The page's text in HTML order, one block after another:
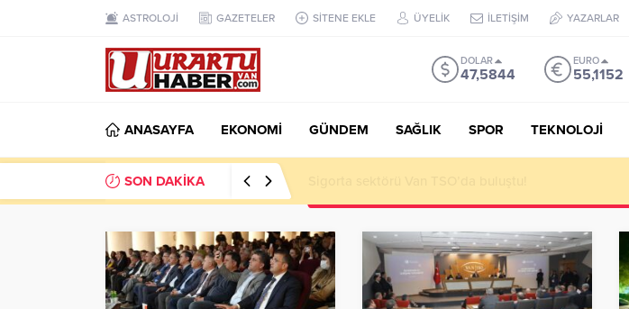
ASTROLOJİ GAZETELER SİTENE EKLE ÜYELİK İLETİŞİM YAZARLAR
DOLAR
47,5844
EURO
55,1152
ANASAYFA EKONOMİ GÜNDEM SAĞLIK SPOR TEKNOLOJİ
SON DAKİKA